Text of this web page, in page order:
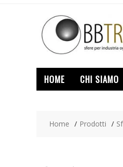
HOME CHI SIAMO
Home Prodotti